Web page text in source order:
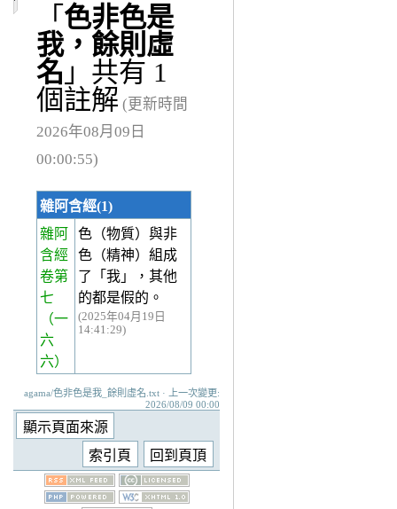
「 色非色是
我，餘則虛
名 」共有 1
個註解 (更新時間
2026年08月09日
00:00:55)
雜阿含經(1)
雜阿
含經
卷第
七
（一
六
六）
色（物質）與非
色（精神）組成
了「我」，其他
的都是假的。
(2025年04月19日
14:41:29)
agama/色非色是我_餘則虛名.txt · 上一次變更:
2026/08/09 00:00